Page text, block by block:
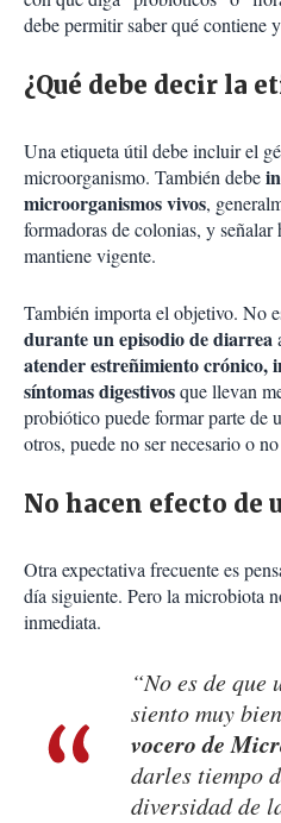
debe permitir saber qué contiene
¿Qué debe decir la
Una etiqueta útil debe incluir el
microorganismo. También debe
microorganismos vivos,
formadoras de colonias, y señalar
mantiene vigente.
También importa el objetivo. No
durante un episodio de diarrea
atender estreñimiento crónico,
síntomas digestivosque llevan
probiótico puede formar parte de
otros, puede no ser necesario o
No hacen efecto de
Otra expectativa frecuente es
día siguiente. Pero la microbiota
inmediata.
“No es de
siento muy
vocero de
darles tiempo
diversidad de